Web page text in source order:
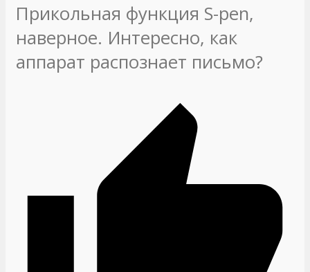
Прикольная функция S-pen,
наверное. Интересно, как
аппарат распознает письмо?